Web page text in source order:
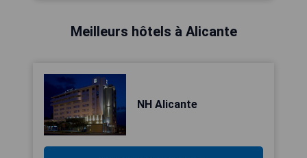
Meilleurs hôtels à Alicante
NH Alicante